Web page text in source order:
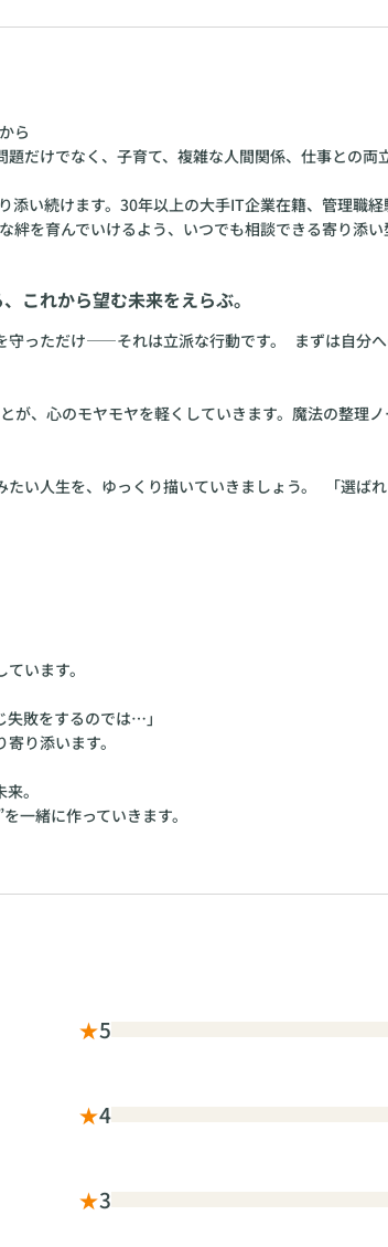
ら
だけでなく、子育て、複雑な人間関係、仕事との両
い続けます。30年以上の大手IT企業在籍、管理職
を育んでいけるよう、いつでも相談できる寄り添
これから望む未来をえらぶ。
っただけ——それは立派な行動です。 まずは自分
が、心のモヤモヤを軽くしていきます。魔法の整理
い人生を、ゆっくり描いていきましょう。 「選ばれ
います。
失敗をするのでは…」
り添います。
。
一緒に作っていきます。
★5
★4
★3